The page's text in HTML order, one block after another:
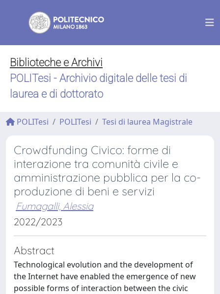
Biblioteche e Archivi
POLITesi - Archivio digitale delle tesi di
laurea e di dottorato
POLITesi POLITesi Tesi di laurea Magistrale
Crowdfunding Civico: forme di
interazione tra comunità civile e
amministrazione pubblica per la co-
produzione di beni e servizi
Fumagalli, Alessia
2022/2023
Abstract
Technological evolution and the development of
the Internet have enabled the emergence of new
possible forms of interaction between the civic